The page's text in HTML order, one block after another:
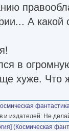
А какой
в
хуже. Что
и издателей: Не
(Космическая